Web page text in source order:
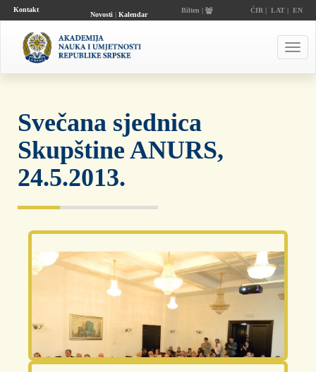
Kontakt
Novosti| Kalendar
Bilten | ĆIR | LAT| EN
Svečana sjednica
Skupštine ANURS,
24.5.2013.